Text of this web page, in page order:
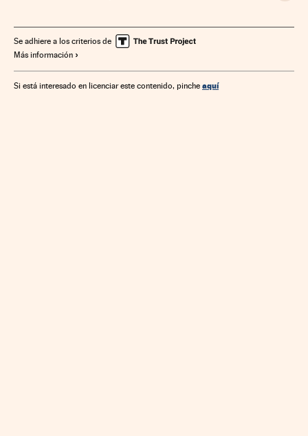
Telecomunicaciones Comercio Comunicaciones
Se adhiere a los criterios de
Más información
Si está interesado en licenciar este contenido, pinche aquí